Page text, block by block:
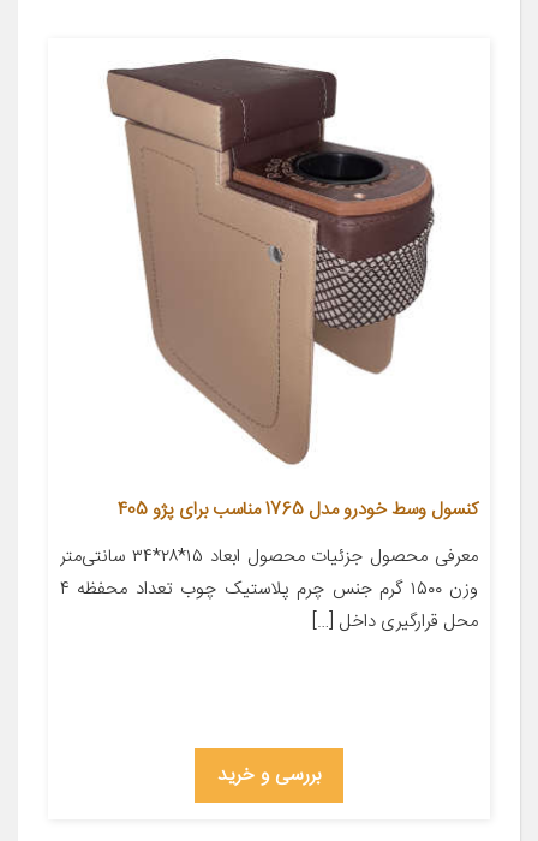
کنسول وسط خودرو مدل 1765 مناسب برای پژو 405
معرفی محصول جزئیات محصول ابعاد ۱۵*۲۸*۳۴ سانتی‌متر
وزن ۱۵۰۰ گرم جنس چرم پلاستیک چوب تعداد محفظه ۴
محل قرارگیری داخل […]
بررسی و خرید